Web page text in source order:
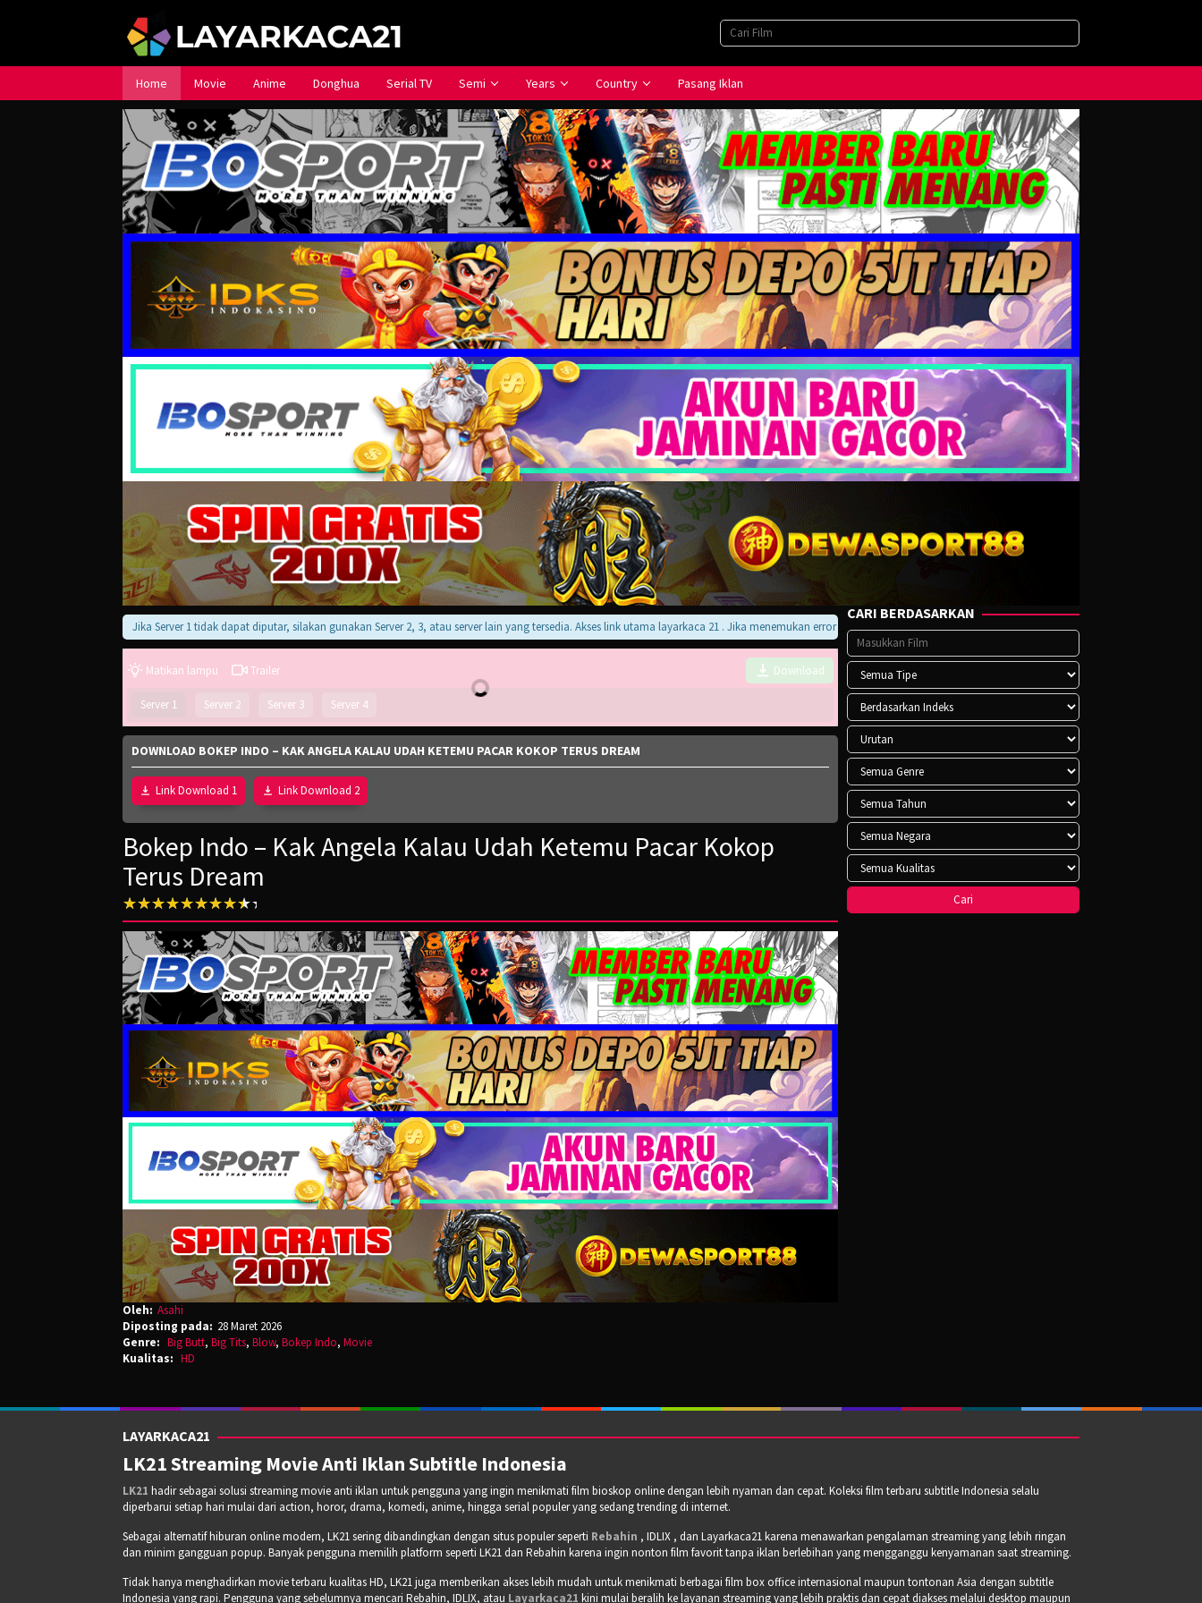
Home Movie Anime Donghua Serial TV Semi Years Country Pasang Iklan
Jika Server 1 tidak dapat diputar, silakan gunakan Server 2, 3, atau server lain yang tersedia. Akses link utama layarkaca 21 . Jika menemukan error pada player atau saat download, hubungi kami di Telegram.
Matikan lampu Trailer Download
Server 1 Server 2 Server 3 Server 4
DOWNLOAD BOKEP INDO – KAK ANGELA KALAU UDAH KETEMU PACAR KOKOP TERUS DREAM
Link Download 1 Link Download 2
Bokep Indo – Kak Angela Kalau Udah Ketemu Pacar Kokop
Terus Dream
Oleh: Asahi
Diposting pada: 28 Maret 2026
Genre: Big Butt, Big Tits, Blow, Bokep Indo, Movie
Kualitas: HD
CARI BERDASARKAN
LAYARKACA21
LK21 Streaming Movie Anti Iklan Subtitle Indonesia
LK21 hadir sebagai solusi streaming movie anti iklan untuk pengguna yang ingin menikmati film bioskop online dengan lebih nyaman dan cepat. Koleksi film terbaru subtitle Indonesia selalu
diperbarui setiap hari mulai dari action, horor, drama, komedi, anime, hingga serial populer yang sedang trending di internet.
Sebagai alternatif hiburan online modern, LK21 sering dibandingkan dengan situs populer seperti Rebahin , IDLIX , dan Layarkaca21 karena menawarkan pengalaman streaming yang lebih ringan
dan minim gangguan popup. Banyak pengguna memilih platform seperti LK21 dan Rebahin karena ingin nonton film favorit tanpa iklan berlebihan yang mengganggu kenyamanan saat streaming.
Tidak hanya menghadirkan movie terbaru kualitas HD, LK21 juga memberikan akses lebih mudah untuk menikmati berbagai film box office internasional maupun tontonan Asia dengan subtitle
Indonesia yang rapi. Pengguna yang sebelumnya mencari Rebahin, IDLIX, atau Layarkaca21 kini mulai beralih ke layanan streaming yang lebih praktis dan cepat diakses melalui desktop maupun